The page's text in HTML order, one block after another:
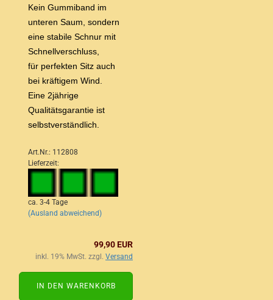
Kein Gummiband im
unteren Saum, sondern
eine stabile Schnur mit
Schnellverschluss,
für perfekten Sitz auch
bei kräftigem Wind.
Eine 2jährige
Qualitätsgarantie ist
selbstverständlich.
Art.Nr.: 112808
Lieferzeit:
ca. 3-4 Tage
(Ausland abweichend)
99,90 EUR
inkl. 19% MwSt. zzgl. Versand
IN DEN WARENKORB